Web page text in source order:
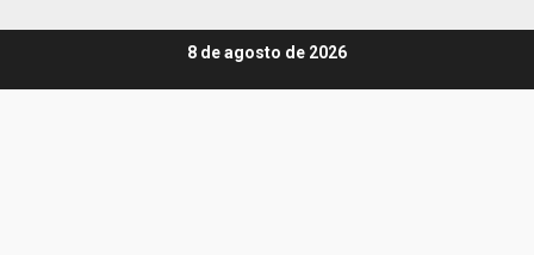
8 de agosto de 2026